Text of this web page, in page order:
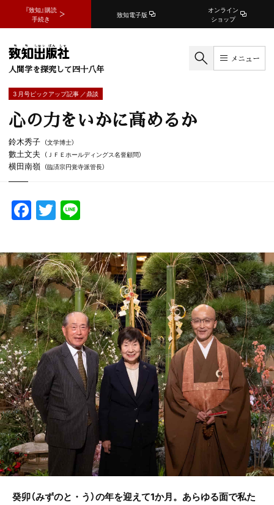
『致知』購読
手続き
致知電子版
オンライン
ショップ
人間学を探究して四十八年
メニュー
3 月号ピックアップ記事 ／鼎談
心の力をいかに高めるか
鈴木秀子 （文学博士）
數土文夫 （ＪＦＥホールディングス名誉顧問）
横田南嶺 （臨済宗円覚寺派管長）
F
a
c
e
b
o
o
k
T
w
itt
er
e
癸卯（みずのと・う）の年を迎えて1か月。あらゆる面で私た